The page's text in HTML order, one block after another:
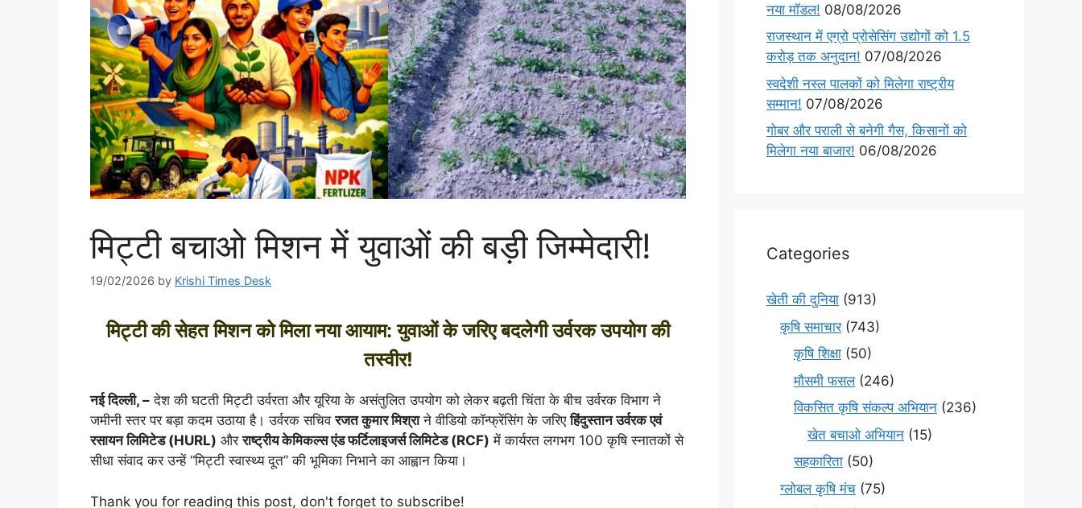
मिट्टी बचाओ मिशन में युवाओं की बड़ी जिम्मेदारी!
19/02/2026 by Krishi Times Desk
मिट्टी की सेहत मिशन को मिला नया आयाम: युवाओं के जरिए बदलेगी उर्वरक उपयोग की
तस्वीर!
नई दिल्ली, – देश की घटती मिट्टी उर्वरता और यूरिया के असंतुलित उपयोग को लेकर बढ़ती चिंता के बीच उर्वरक विभाग ने
जमीनी स्तर पर बड़ा कदम उठाया है। उर्वरक सचिवरजत कुमार मिश्राने वीडियो कॉन्फ्रेंसिंग के जरिएहिंदुस्तान उर्वरक एवं
रसायन लिमिटेड(HURL) औरराष्ट्रीय केमिकल्स एंड फर्टिलाइजर्स लिमिटेड(RCF) में कार्यरत लगभग 100 कृषि स्नातकों से
सीधा संवाद कर उन्हें “मिट्टी स्वास्थ्य दूत” की भूमिका निभाने का आह्वान किया।
Thank you for reading this post, don't forget to subscribe!
नया मॉडल! 08/08/2026
राजस्थान में एग्रो प्रोसेसिंग उद्योगों को 1.5
करोड़ तक अनुदान! 07/08/2026
स्वदेशी नस्ल पालकों को मिलेगा राष्ट्रीय
सम्मान! 07/08/2026
गोबर और पराली से बनेगी गैस, किसानों को
मिलेगा नया बाजार! 06/08/2026
Categories
खेती की दुनिया (913)
कृषि समाचार(743)
कृषि शिक्षा (50)
मौसमी फसल(246)
विकसित कृषि संकल्प अभियान (236)
खेत बचाओ अभियान (15)
सहकारिता (50)
ग्लोबल कृषि मंच (75)